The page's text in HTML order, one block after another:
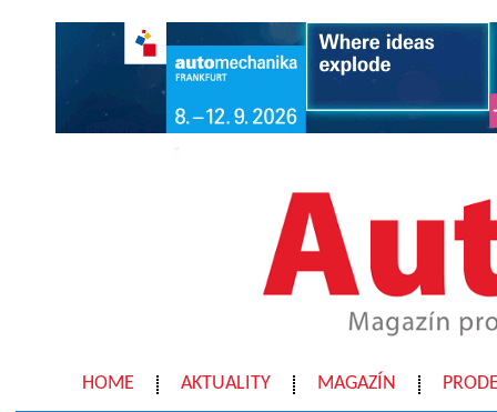
HOME AKTUALITY MAGAZÍN